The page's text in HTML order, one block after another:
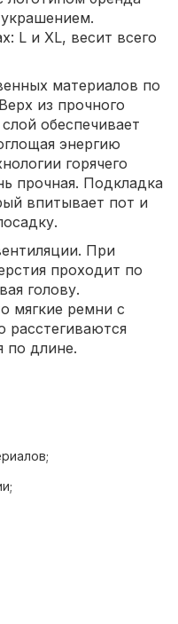
L и XL, весит всего
материалов по
из прочного
обеспечивает
энергию
горячего
прочная. Подкладка
впитывает пот и
При
проходит по
голову.
мягкие ремни с
по длине.